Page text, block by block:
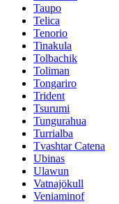
Taupo
Telica
Tenorio
Tinakula
Tolbachik
Toliman
Tongariro
Trident
Tsurumi
Tungurahua
Turrialba
Tvashtar Catena
Ubinas
Ulawun
Vatnajökull
Veniaminof